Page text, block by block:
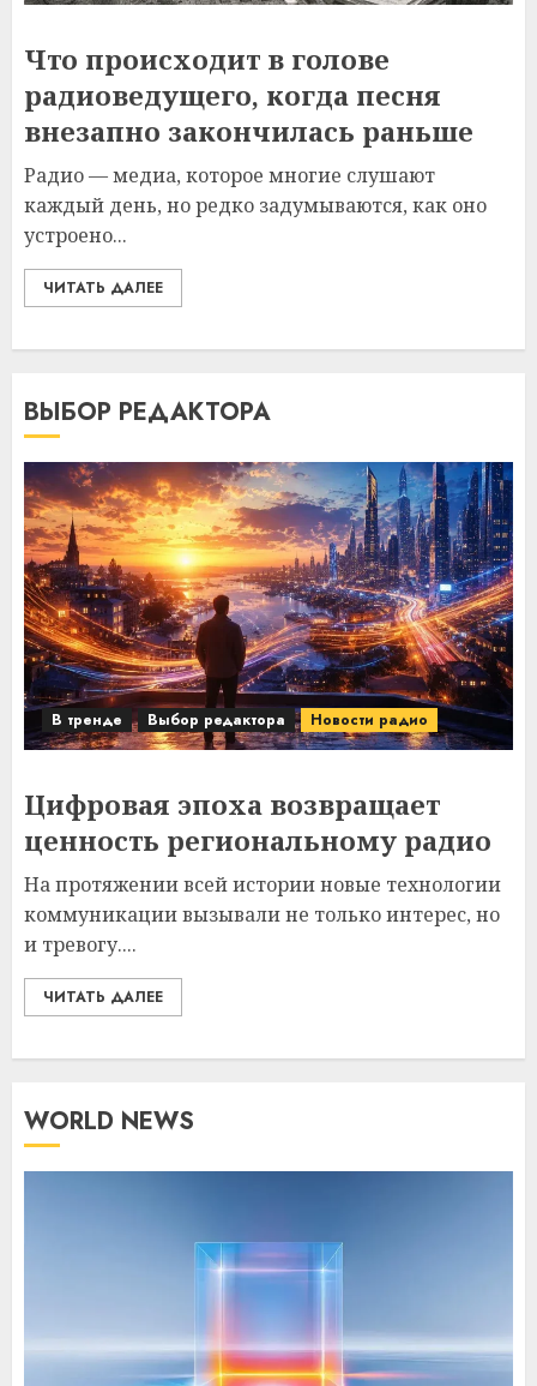
Что происходит в голове
радиоведущего, когда песня
внезапно закончилась раньше
Радио — медиа, которое многие слушают
каждый день, но редко задумываются, как оно
устроено...
ЧИТАТЬ ДАЛЕЕ
ВЫБОР РЕДАКТОРА
В тренде Выбор редактора Новости радио
Цифровая эпоха возвращает
ценность региональному радио
На протяжении всей истории новые технологии
коммуникации вызывали не только интерес, но
и тревогу....
ЧИТАТЬ ДАЛЕЕ
WORLD NEWS